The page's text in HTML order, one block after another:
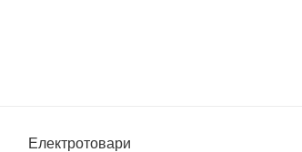
Електротовари